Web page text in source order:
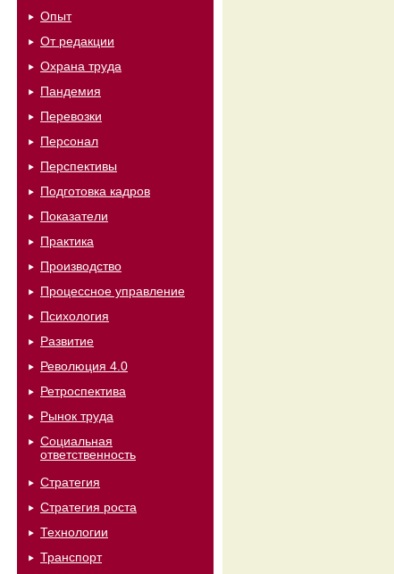
Опыт
От редакции
Охрана труда
Пандемия
Перевозки
Персонал
Перспективы
Подготовка кадров
Показатели
Практика
Производство
Процессное управление
Психология
Развитие
Революция 4.0
Ретроспектива
Рынок труда
Социальная
ответственность
Стратегия
Стратегия роста
Технологии
Транспорт